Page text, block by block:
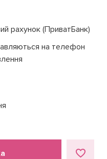
рахунок (ПриватБанк)
на телефон